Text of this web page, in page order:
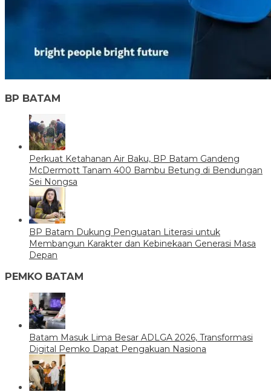
BP BATAM
Perkuat Ketahanan Air Baku, BP Batam Gandeng
McDermott Tanam 400 Bambu Betung di Bendungan
Sei Nongsa
BP Batam Dukung Penguatan Literasi untuk
Membangun Karakter dan Kebinekaan Generasi Masa
Depan
PEMKO BATAM
Batam Masuk Lima Besar ADLGA 2026, Transformasi
Digital Pemko Dapat Pengakuan Nasiona